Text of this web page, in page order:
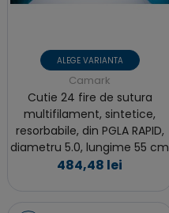
ALEGE VARIANTA
Camark
Cutie 24 fire de sutura
multifilament, sintetice,
resorbabile, din PGLA RAPID,
diametru 5.0, lungime 55 cm
484,48 lei